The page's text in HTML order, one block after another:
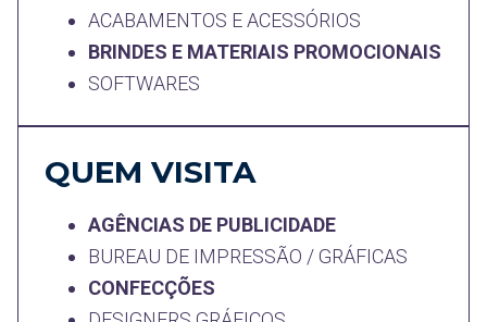
ACABAMENTOS E ACESSÓRIOS
BRINDES E MATERIAIS PROMOCIONAIS
SOFTWARES
QUEM VISITA
AGÊNCIAS DE PUBLICIDADE
BUREAU DE IMPRESSÃO / GRÁFICAS
CONFECÇÕES